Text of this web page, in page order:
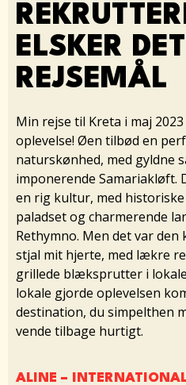
ELSKER
REJSEMÅL
Min rejse til Kreta i maj
oplevelse! Øen tilbød en
naturskønhed, med gyldne
imponerende Samariakløft.
en rig kultur, med
paladset og charmerende
Rethymno. Men det var
stjal mit hjerte, med lækre
grillede blæksprutter i
lokale gjorde oplevelsen
destination, du simpelthen
vende tilbage hurtigt.
ALINE –